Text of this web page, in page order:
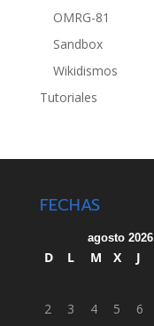
OMRG-81
Sandbox
Wikidismos
Tutoriales
FECHAS
agosto 2026
D L M X J
2
3 4 5 6